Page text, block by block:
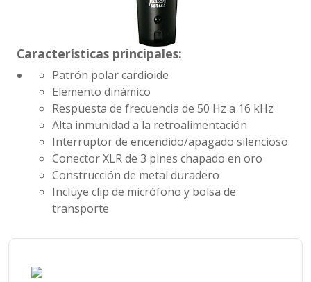
Características principales:
Patrón polar cardioide
Elemento dinámico
Respuesta de frecuencia de 50 Hz a 16 kHz
Alta inmunidad a la retroalimentación
Interruptor de encendido/apagado silencioso
Conector XLR de 3 pines chapado en oro
Construcción de metal duradero
Incluye clip de micrófono y bolsa de
transporte